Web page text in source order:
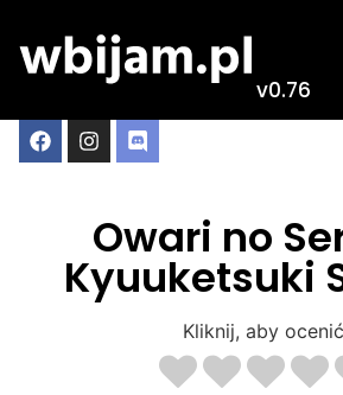
v0.76
Owari no
Kyuuketsuki
Kliknij, aby